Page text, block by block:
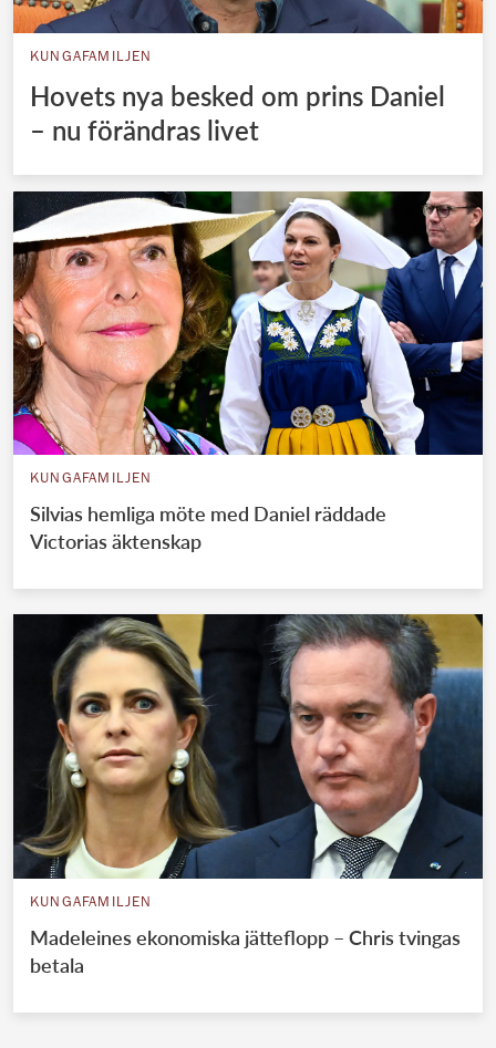
KUNGAFAMILJEN
Hovets nya besked om prins Daniel
– nu förändras livet
KUNGAFAMILJEN
Silvias hemliga möte med Daniel räddade
Victorias äktenskap
KUNGAFAMILJEN
Madeleines ekonomiska jätteflopp – Chris tvingas
betala